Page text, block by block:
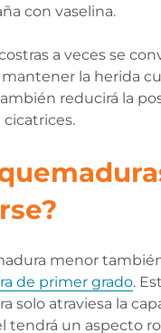
con vaselina.
a veces se
mantener la herida
reducirá la
menor
de primer grado.
solo atraviesa la
tendrá un aspecto